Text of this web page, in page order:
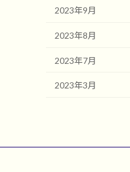
2023年9月
2023年8月
2023年7月
2023年3月